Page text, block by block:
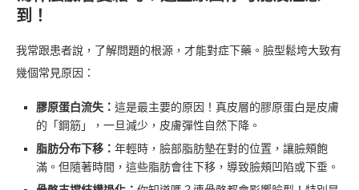
到！
我常跟患者說，了解問題的根源，才能對症下藥。臉型鬆垮大致有
幾個常見原因：
膠原蛋白流失： 這是最主要的原因！真皮層的膠原蛋白是皮膚
的「鋼筋」，一旦減少，皮膚彈性自然下降。
脂肪分布下移： 年輕時，臉部脂肪墊在對的位置，讓臉頰飽
滿。但隨著時間，這些脂肪會往下移，導致臉頰凹陷或下垂。